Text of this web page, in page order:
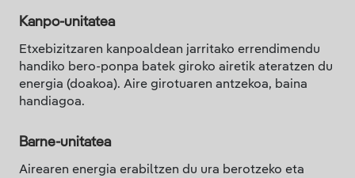
Kanpo-unitatea
Etxebizitzaren kanpoaldean jarritako errendimendu
handiko bero-ponpa batek giroko airetik ateratzen du
energia (doakoa). Aire girotuaren antzekoa, baina
handiagoa.
Barne-unitatea
Airearen energia erabiltzen du ura berotzeko eta